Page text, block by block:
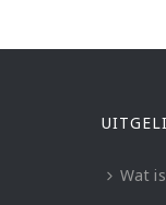
Wat